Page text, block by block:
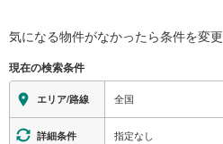
気になる物件がなかったら条件を変
現在の検索条件
エリア/路線 全国
詳細条件 指定なし